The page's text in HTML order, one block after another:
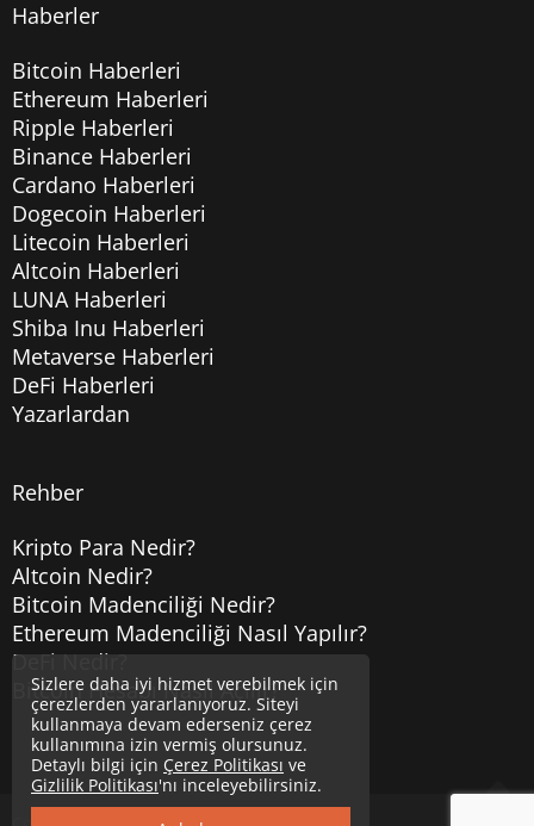
Haberler
Bitcoin Haberleri
Ethereum Haberleri
Ripple Haberleri
Binance Haberleri
Cardano Haberleri
Dogecoin Haberleri
Litecoin Haberleri
Altcoin Haberleri
LUNA Haberleri
Shiba Inu Haberleri
Metaverse Haberleri
DeFi Haberleri
Yazarlardan
Rehber
Kripto Para Nedir?
Altcoin Nedir?
Bitcoin Madenciliği Nedir?
Ethereum Madenciliği Nasıl Yapılır?
DeFi Nedir?
Bitcoin Hesabı Nasıl Açılır?
Sizlere daha iyi hizmet verebilmek için
çerezlerden yararlanıyoruz. Siteyi
kullanmaya devam ederseniz çerez
kullanımına izin vermiş olursunuz.
Detaylı bilgi için Çerez Politikası ve
Gizlilik Politikası'nı inceleyebilirsiniz.